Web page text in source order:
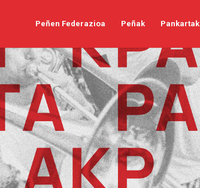
Peñen Federazioa Peñak Pankartak